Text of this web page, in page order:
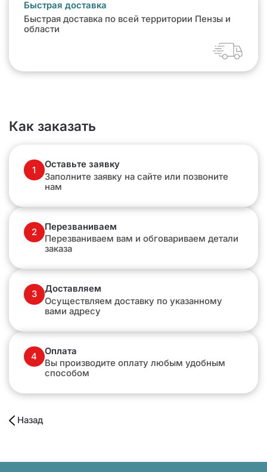
Быстрая доставка
Быстрая доставка по всей территории Пензы и
области
Как заказать
1
Оставьте заявку
Заполните заявку на сайте или позвоните
нам
2
Перезваниваем
Перезваниваем вам и обговариваем детали
заказа
3
Доставляем
Осуществляем доставку по указанному
вами адресу
4
Оплата
Вы производите оплату любым удобным
способом
Назад